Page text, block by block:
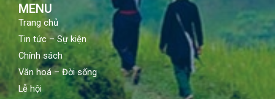
MENU
Trang chủ
Tin tức – Sự kiện
Chính sách
Văn hoá – Đời sống
Lễ hội